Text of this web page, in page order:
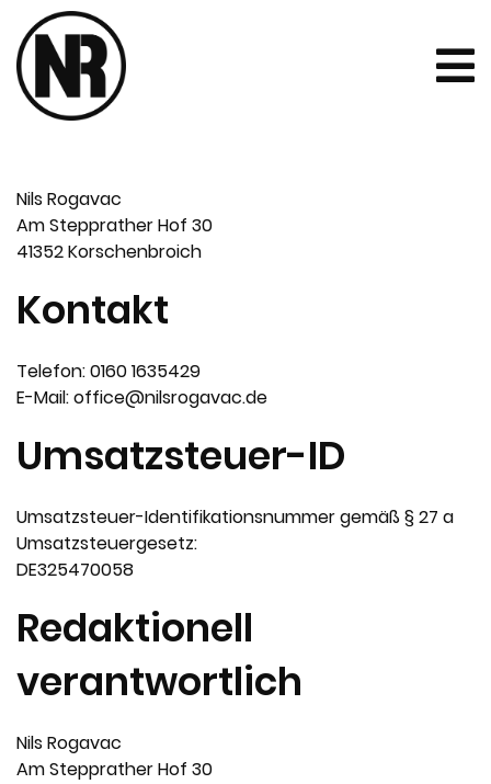
Nils Rogavac
Am Stepprather Hof 30
41352 Korschenbroich
Kontakt
Telefon: 0160 1635429
E-Mail: office@nilsrogavac.de
Umsatzsteuer-ID
Umsatzsteuer-Identifikationsnummer gemäß § 27 a
Umsatzsteuergesetz:
DE325470058
Redaktionell
verantwortlich
Nils Rogavac
Am Stepprather Hof 30